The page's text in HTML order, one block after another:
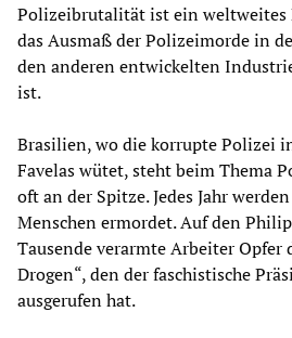
Polizeibrutalität ist ein weltweites
das Ausmaß der Polizeimorde in
den anderen entwickelten
ist.
Brasilien, wo die korrupte Polizei
Favelas wütet, steht beim Thema
oft an der Spitze. Jedes Jahr
Menschen ermordet. Auf den
Tausende verarmte Arbeiter Opfer
Drogen“, den der faschistische
ausgerufen hat.